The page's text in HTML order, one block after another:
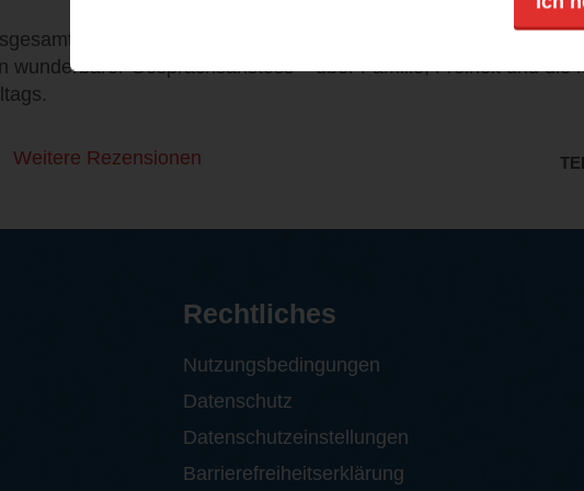
ein leises, aber kraftvolles Debüt, das lange nachhallt.
wunderbarer Gesprächsanstoss – über Familie, Freiheit und die
Weitere Rezensionen
Rechtliches
Nutzungsbedingungen
Datenschutz
Datenschutzeinstellungen
Barrierefreiheitserklärung